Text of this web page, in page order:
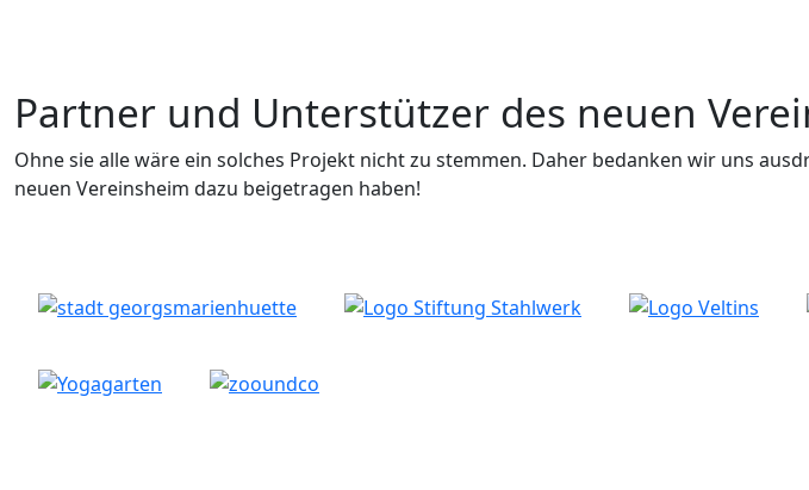
Partner und Unterstützer des neuen
Ohne sie alle wäre ein solches Projekt nicht zu stemmen. Daher bedanken wir uns
neuen Vereinsheim dazu beigetragen haben!